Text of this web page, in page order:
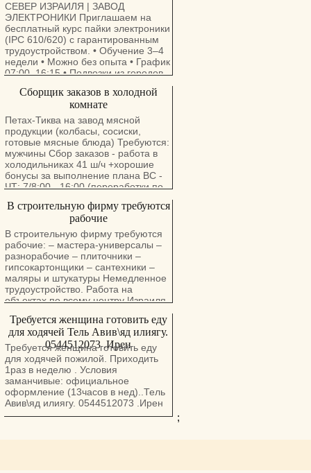
СЕВЕР ИЗРАИЛЯ | ЗАВОД
ЭЛЕКТРОНИКИ Приглашаем на
бесплатный курс пайки электроники
(IPC 610/620) с гарантированным
трудоустройством. • Обучение 3–4
недели • Можно без опыта • График
07:00–16:15 • Подвозки из городов
• Современное производство с
кондиционерами • Подходит как
«Авода Меудефет» Также
требуются специалисты по пайке с
опытом. Тел.: 054-732-1878
Сборщик заказов в холодной
комнате
Петах-Тиква на завод мясной
продукции (колбасы, сосиски,
готовые мясные блюда) Требуются:
мужчины Сбор заказов - работа в
холодильниках 41 ш/ч +хорошие
бонусы за выполнение плана ВС -
ЧТ: 7/8:00 - 16:00 (переработки по
Есть питание Документы любые
Важно читать заказы на иврите
В строительную фирму требуются
рабочие
В строительную фирму требуются
рабочие: – мастера-универсалы –
разнорабочие – плиточники –
гипсокартонщики – сантехники –
маляры и штукатуры Немедленное
трудоустройство. Работа на
объектах по всему центру Израиля.
Звоните: 050-8556080
Требуется женщина готовить еду
для ходячей Тель Авив\яд илиягу.
0544512073 .Ирен
Требуется женщина готовить еду
для ходячей пожилой. Приходить
1раз в неделю . Условия
заманчивые: официальное
оформление (13часов в нед)..Тель
Авив\яд илиягу. 0544512073 .Ирен
;